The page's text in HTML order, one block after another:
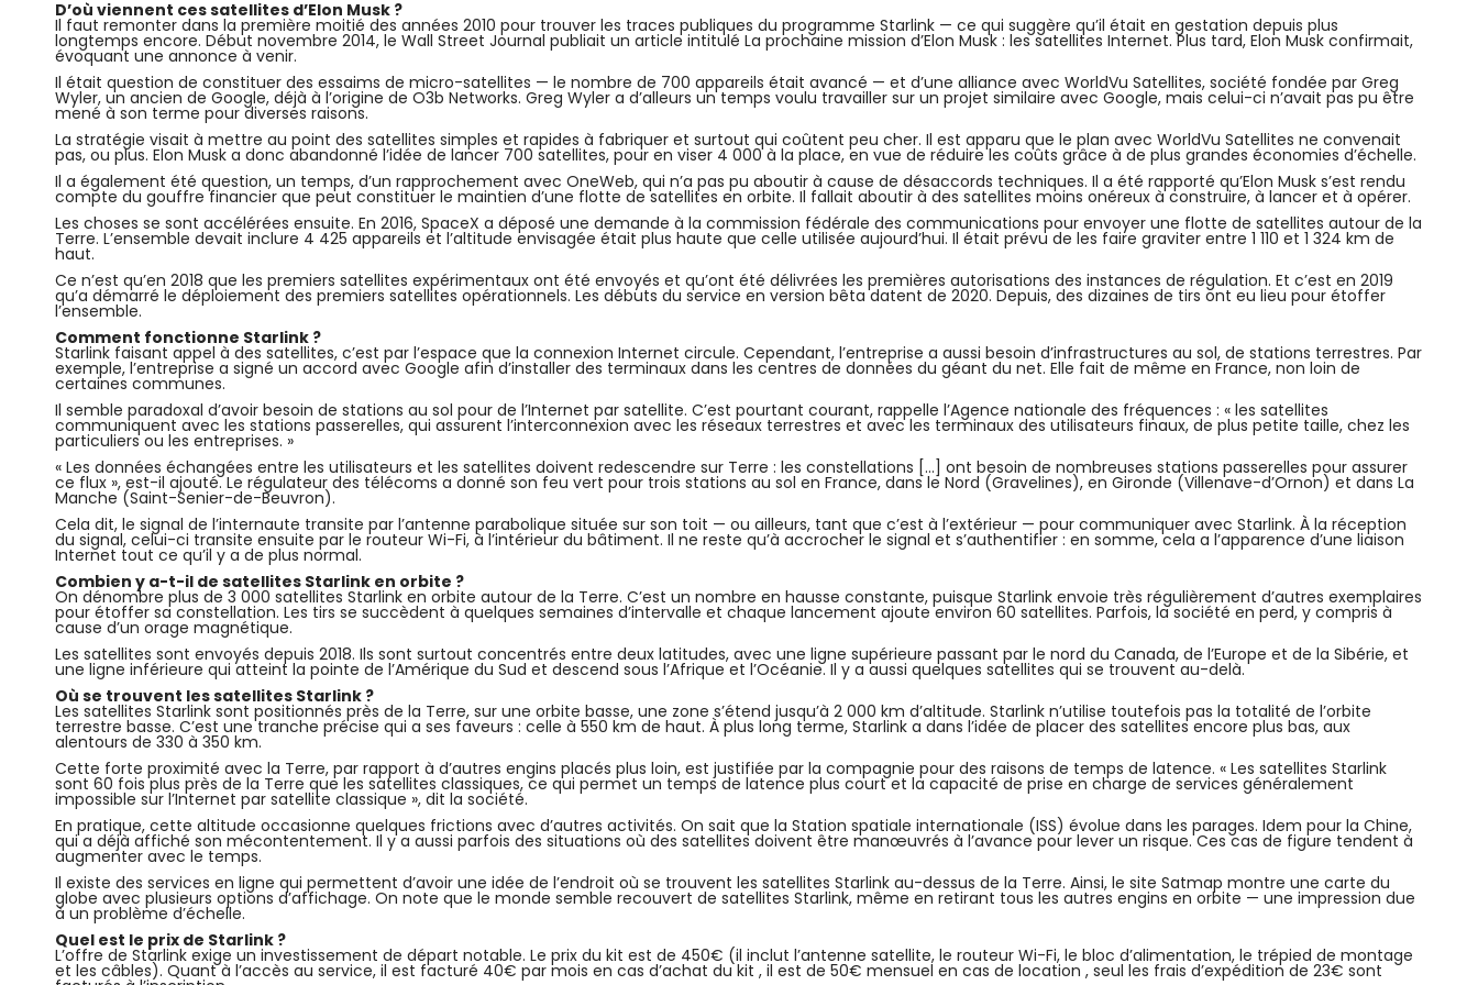
D’où viennent ces satellites d’Elon Musk ?
Il faut remonter dans la première moitié des années 2010 pour trouver les traces publiques du programme Starlink — ce qui suggère qu’il était en gestation depuis plus
longtemps encore. Début novembre 2014, le Wall Street Journal publiait un article intitulé La prochaine mission d’Elon Musk : les satellites Internet. Plus tard, Elon Musk confirmait,
évoquant une annonce à venir.
Il était question de constituer des essaims de micro-satellites — le nombre de 700 appareils était avancé — et d’une alliance avec WorldVu Satellites, société fondée par Greg
Wyler, un ancien de Google, déjà à l’origine de O3b Networks. Greg Wyler a d’alleurs un temps voulu travailler sur un projet similaire avec Google, mais celui-ci n’avait pas pu être
mené à son terme pour diverses raisons.
La stratégie visait à mettre au point des satellites simples et rapides à fabriquer et surtout qui coûtent peu cher. Il est apparu que le plan avec WorldVu Satellites ne convenait
pas, ou plus. Elon Musk a donc abandonné l’idée de lancer 700 satellites, pour en viser 4 000 à la place, en vue de réduire les coûts grâce à de plus grandes économies d’échelle.
Il a également été question, un temps, d’un rapprochement avec OneWeb, qui n’a pas pu aboutir à cause de désaccords techniques. Il a été rapporté qu’Elon Musk s’est rendu
compte du gouffre financier que peut constituer le maintien d’une flotte de satellites en orbite. Il fallait aboutir à des satellites moins onéreux à construire, à lancer et à opérer.
Les choses se sont accélérées ensuite. En 2016, SpaceX a déposé une demande à la commission fédérale des communications pour envoyer une flotte de satellites autour de la
Terre. L’ensemble devait inclure 4 425 appareils et l’altitude envisagée était plus haute que celle utilisée aujourd’hui. Il était prévu de les faire graviter entre 1 110 et 1 324 km de
haut.
Ce n’est qu’en 2018 que les premiers satellites expérimentaux ont été envoyés et qu’ont été délivrées les premières autorisations des instances de régulation. Et c’est en 2019
qu’a démarré le déploiement des premiers satellites opérationnels. Les débuts du service en version bêta datent de 2020. Depuis, des dizaines de tirs ont eu lieu pour étoffer
l’ensemble.
Comment fonctionne Starlink ?
Starlink faisant appel à des satellites, c’est par l’espace que la connexion Internet circule. Cependant, l’entreprise a aussi besoin d’infrastructures au sol, de stations terrestres. Par
exemple, l’entreprise a signé un accord avec Google afin d’installer des terminaux dans les centres de données du géant du net. Elle fait de même en France, non loin de
certaines communes.
Il semble paradoxal d’avoir besoin de stations au sol pour de l’Internet par satellite. C’est pourtant courant, rappelle l’Agence nationale des fréquences : « les satellites
communiquent avec les stations passerelles, qui assurent l’interconnexion avec les réseaux terrestres et avec les terminaux des utilisateurs finaux, de plus petite taille, chez les
particuliers ou les entreprises. »
« Les données échangées entre les utilisateurs et les satellites doivent redescendre sur Terre : les constellations […] ont besoin de nombreuses stations passerelles pour assurer
ce flux », est-il ajouté. Le régulateur des télécoms a donné son feu vert pour trois stations au sol en France, dans le Nord (Gravelines), en Gironde (Villenave-d’Ornon) et dans La
Manche (Saint-Senier-de-Beuvron).
Cela dit, le signal de l’internaute transite par l’antenne parabolique située sur son toit — ou ailleurs, tant que c’est à l’extérieur — pour communiquer avec Starlink. À la réception
du signal, celui-ci transite ensuite par le routeur Wi-Fi, à l’intérieur du bâtiment. Il ne reste qu’à accrocher le signal et s’authentifier : en somme, cela a l’apparence d’une liaison
Internet tout ce qu’il y a de plus normal.
Combien y a-t-il de satellites Starlink en orbite ?
On dénombre plus de 3 000 satellites Starlink en orbite autour de la Terre. C’est un nombre en hausse constante, puisque Starlink envoie très régulièrement d’autres exemplaires
pour étoffer sa constellation. Les tirs se succèdent à quelques semaines d’intervalle et chaque lancement ajoute environ 60 satellites. Parfois, la société en perd, y compris à
cause d’un orage magnétique.
Les satellites sont envoyés depuis 2018. Ils sont surtout concentrés entre deux latitudes, avec une ligne supérieure passant par le nord du Canada, de l’Europe et de la Sibérie, et
une ligne inférieure qui atteint la pointe de l’Amérique du Sud et descend sous l’Afrique et l’Océanie. Il y a aussi quelques satellites qui se trouvent au-delà.
Où se trouvent les satellites Starlink ?
Les satellites Starlink sont positionnés près de la Terre, sur une orbite basse, une zone s’étend jusqu’à 2 000 km d’altitude. Starlink n’utilise toutefois pas la totalité de l’orbite
terrestre basse. C’est une tranche précise qui a ses faveurs : celle à 550 km de haut. À plus long terme, Starlink a dans l’idée de placer des satellites encore plus bas, aux
alentours de 330 à 350 km.
Cette forte proximité avec la Terre, par rapport à d’autres engins placés plus loin, est justifiée par la compagnie pour des raisons de temps de latence. « Les satellites Starlink
sont 60 fois plus près de la Terre que les satellites classiques, ce qui permet un temps de latence plus court et la capacité de prise en charge de services généralement
impossible sur l’Internet par satellite classique », dit la société.
En pratique, cette altitude occasionne quelques frictions avec d’autres activités. On sait que la Station spatiale internationale (ISS) évolue dans les parages. Idem pour la Chine,
qui a déjà affiché son mécontentement. Il y a aussi parfois des situations où des satellites doivent être manœuvrés à l’avance pour lever un risque. Ces cas de figure tendent à
augmenter avec le temps.
Il existe des services en ligne qui permettent d’avoir une idée de l’endroit où se trouvent les satellites Starlink au-dessus de la Terre. Ainsi, le site Satmap montre une carte du
globe avec plusieurs options d’affichage. On note que le monde semble recouvert de satellites Starlink, même en retirant tous les autres engins en orbite — une impression due
à un problème d’échelle.
Quel est le prix de Starlink ?
L’offre de Starlink exige un investissement de départ notable. Le prix du kit est de 450€ (il inclut l’antenne satellite, le routeur Wi-Fi, le bloc d’alimentation, le trépied de montage
et les câbles). Quant à l’accès au service, il est facturé 40€ par mois en cas d’achat du kit , il est de 50€ mensuel en cas de location , seul les frais d’expédition de 23€ sont